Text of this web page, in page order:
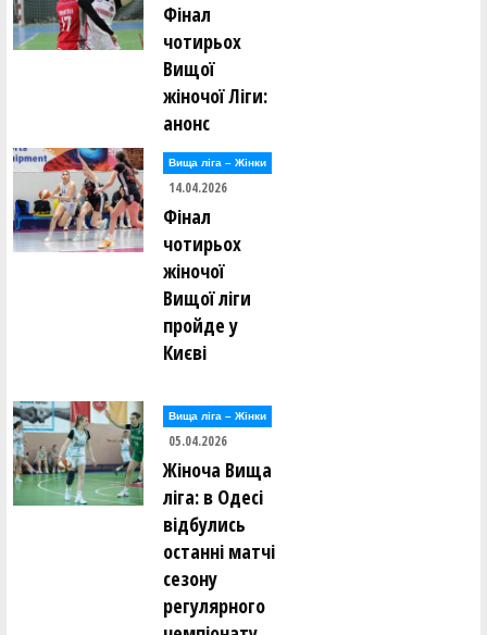
Фінал
чотирьох
Вищої
жіночої Ліги:
анонс
Вища лiга – Жiнки
14.04.2026
Фінал
чотирьох
жіночої
Вищої ліги
пройде у
Києві
Вища лiга – Жiнки
05.04.2026
Жіноча Вища
ліга: в Одесі
відбулись
останні матчі
сезону
регулярного